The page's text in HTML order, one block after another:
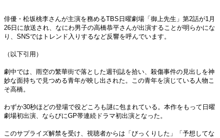
俳優・松坂桃李さんが主演を務めるTBS日曜劇場「御上先生」第2話が1月
26日に放送され、なにわ男子の高橋恭平さんが出演することが明らかにな
り、SNSではトレンド入りするなど反響を呼んでいます。
（以下引用）
劇中では、雨空の繁華街で落とした週刊誌を拾い、殺傷事件の見出しを神
妙な面持ちで見つめる青年が映し出された。この青年を演じている人物こ
そ高橋。
わずか30秒ほどの登場で役どころも謎に包まれている。本作をもって日曜
劇場初出演、ならびにGP帯連続ドラマ初出演となった。
このサプライズ解禁を受け、視聴者からは「びっくりした」「予想してな